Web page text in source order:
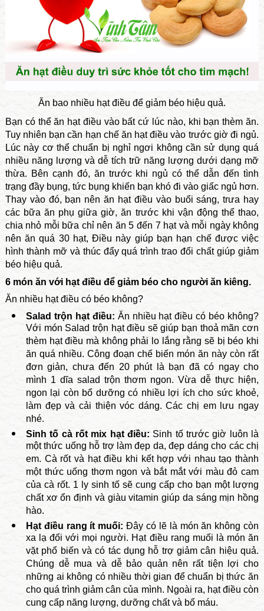
Ăn bao nhiều hạt điều để giảm béo hiệu quả.
Bạn có thể ăn hạt điều vào bất cứ lúc nào, khi bạn thèm ăn.
Tuy nhiên bạn cần hạn chế ăn hạt điều vào trước giờ đi ngủ.
Lúc này cơ thể chuẩn bị nghỉ ngơi không cần sử dụng quá
nhiều năng lượng và dễ tích trữ năng lượng dưới dạng mỡ
thừa. Bên cạnh đó, ăn trước khi ngủ có thể dẫn đến tình
trạng đầy bụng, tức bụng khiến bạn khó đi vào giấc ngủ hơn.
Thay vào đó, bạn nên ăn hạt điều vào buổi sáng, trưa hay
các bữa ăn phụ giữa giờ, ăn trước khi vận động thể thao,
chia nhỏ mỗi bữa chỉ nên ăn 5 đến 7 hạt và mỗi ngày không
nên ăn quá 30 hạt, Điều này giúp bạn hạn chế được việc
hình thành mỡ và thúc đẩy quá trình trao đổi chất giúp giảm
béo hiệu quả.
6 món ăn với hạt điều để giảm béo cho người ăn kiêng.
Ăn nhiều hạt điều có béo không?
Salad trộn hạt điều: Ăn nhiều hạt điều có béo không?
Với món Salad trộn hạt điều sẽ giúp bạn thoả mãn cơn
thèm hạt điều mà không phải lo lắng rằng sẽ bị béo khi
ăn quá nhiều. Công đoạn chế biến món ăn này còn rất
đơn giản, chưa đến 20 phút là bạn đã có ngay cho
mình 1 dĩa salad trộn thơm ngon. Vừa dễ thực hiện,
ngon lại còn bổ dưỡng có nhiều lợi ích cho sức khoẻ,
làm đẹp và cải thiện vóc dáng. Các chị em lưu ngay
nhé.
Sinh tố cà rốt mix hạt điều: Sinh tố trước giờ luôn là
một thức uống hỗ trợ làm đẹp da, đẹp dáng cho các chị
em. Cà rốt và hạt điều khi kết hợp với nhau tạo thành
một thức uống thơm ngon và bắt mắt với màu đỏ cam
của cà rốt. 1 ly sinh tố sẽ cung cấp cho bạn một lượng
chất xơ ổn định và giàu vitamin giúp da sáng mịn hồng
hào.
Hạt điều rang ít muối:Đây có lẽ là món ăn không còn
xa lạ đối với mọi người. Hạt điều rang muối là món ăn
vặt phổ biến và có tác dụng hỗ trợ giảm cân hiệu quả.
Chúng dễ mua và dễ bảo quản nên rất tiện lợi cho
những ai không có nhiều thời gian để chuẩn bị thức ăn
cho quá trình giảm cân của mình. Ngoài ra, hạt điều còn
cung cấp năng lượng, dưỡng chất và bổ máu.